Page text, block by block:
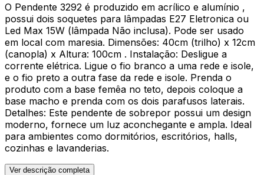
O Pendente 3292 é produzido em acrílico e alumínio ,
possui dois soquetes para lâmpadas E27 Eletronica ou
Led Max 15W (lâmpada Não inclusa). Pode ser usado
em local com maresia. Dimensões: 40cm (trilho) x 12cm
(canopla) x Altura: 100cm . Instalação: Desligue a
corrente elétrica. Ligue o fio branco a uma rede e isole,
e o fio preto a outra fase da rede e isole. Prenda o
produto com a base femêa no teto, depois coloque a
base macho e prenda com os dois parafusos laterais.
Detalhes: Este pendente de sobrepor possui um design
moderno, fornece um luz aconchegante e ampla. Ideal
para ambientes como dormitórios, escritórios, halls,
cozinhas e lavanderias.
Ver descrição completa